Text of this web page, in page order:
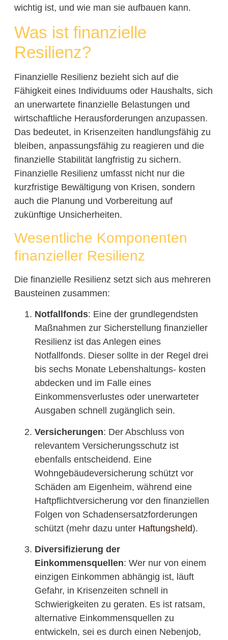
wichtig ist, und wie man sie aufbauen kann.
Was ist finanzielle
Resilienz?
Finanzielle Resilienz bezieht sich auf die
Fähigkeit eines Individuums oder Haushalts, sich
an unerwartete finanzielle Belastungen und
wirtschaftliche Herausforderungen anzupassen.
Das bedeutet, in Krisenzeiten handlungsfähig zu
bleiben, anpassungsfähig zu reagieren und die
finanzielle Stabilität langfristig zu sichern.
Finanzielle Resilienz umfasst nicht nur die
kurzfristige Bewältigung von Krisen, sondern
auch die Planung und Vorbereitung auf
zukünftige Unsicherheiten.
Wesentliche Komponenten
finanzieller Resilienz
Die finanzielle Resilienz setzt sich aus mehreren
Bausteinen zusammen:
Notfallfonds: Eine der grundlegendsten
Maßnahmen zur Sicherstellung finanzieller
Resilienz ist das Anlegen eines
Notfallfonds. Dieser sollte in der Regel drei
bis sechs Monate Lebenshaltungs- kosten
abdecken und im Falle eines
Einkommensverlustes oder unerwarteter
Ausgaben schnell zugänglich sein.
Versicherungen: Der Abschluss von
relevantem Versicherungsschutz ist
ebenfalls entscheidend. Eine
Wohngebäudeversicherung schützt vor
Schäden am Eigenheim, während eine
Haftpflichtversicherung vor den finanziellen
Folgen von Schadensersatzforderungen
schützt (mehr dazu unter Haftungsheld).
Diversifizierung der
Einkommensquellen: Wer nur von einem
einzigen Einkommen abhängig ist, läuft
Gefahr, in Krisenzeiten schnell in
Schwierigkeiten zu geraten. Es ist ratsam,
alternative Einkommensquellen zu
entwickeln, sei es durch einen Nebenjob,